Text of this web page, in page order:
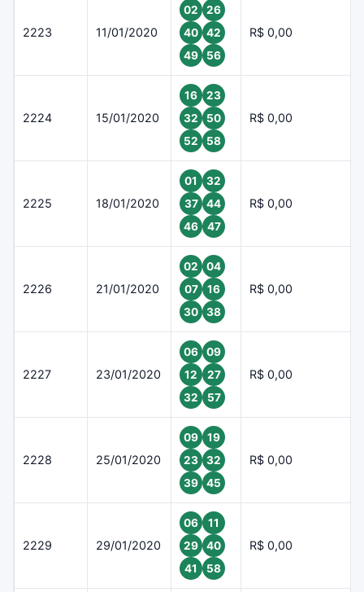
2223 11/01/2020
02
26
40
42
49
56
R$ 0,00
2224 15/01/2020
16
23
32
50
52
58
R$ 0,00
2225 18/01/2020
01
32
37
44
46
47
R$ 0,00
2226 21/01/2020
02
04
07
16
30
38
R$ 0,00
2227 23/01/2020
06
09
12
27
32
57
R$ 0,00
2228 25/01/2020
09
19
23
32
39
45
R$ 0,00
2229 29/01/2020
06
11
29
40
41
58
R$ 0,00